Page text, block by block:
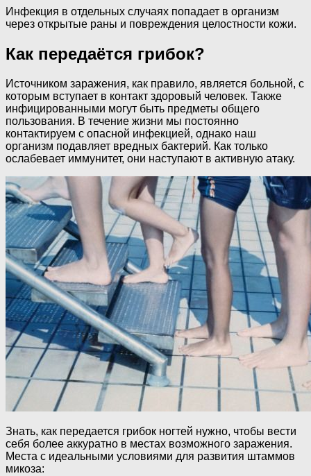
Инфекция в отдельных случаях попадает в организм
через открытые раны и повреждения целостности кожи.
Как передаётся грибок?
Источником заражения, как правило, является больной, с
которым вступает в контакт здоровый человек. Также
инфицированными могут быть предметы общего
пользования. В течение жизни мы постоянно
контактируем с опасной инфекцией, однако наш
организм подавляет вредных бактерий. Как только
ослабевает иммунитет, они наступают в активную атаку.
Знать, как передается грибок ногтей нужно, чтобы вести
себя более аккуратно в местах возможного заражения.
Места с идеальными условиями для развития штаммов
микоза: